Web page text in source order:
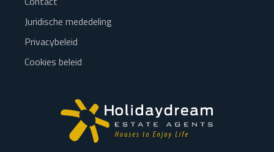
Juridische mededeling
Privacybeleid
Cookies beleid